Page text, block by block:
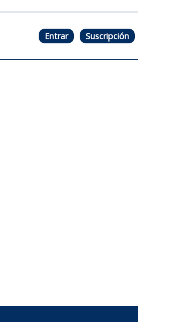
Entrar Suscripción